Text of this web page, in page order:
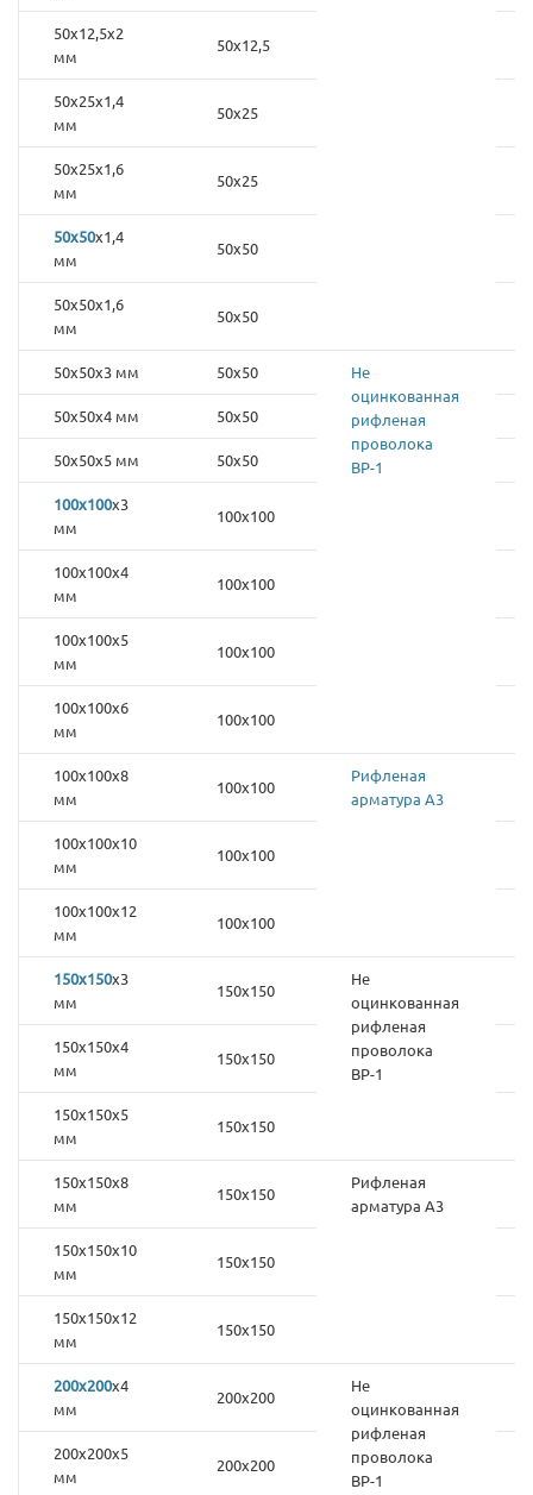
50х12,5х2
мм
50х12,5
50х25х1,4
мм
50х25
50х25х1,6
мм
50х25
50х50х1,4
мм
50х50
50х50х1,6
мм
50х50
50х50х3 мм 50х50
Не
оцинкованная
рифленая
проволока
ВР-1
50х50х4 мм 50х50
50х50х5 мм 50х50
100х100х3
мм
100х100
100х100х4
мм
100х100
100х100х5
мм
100х100
100х100х6
мм
100х100
100х100х8
мм
100х100
Рифленая
арматура А3
100х100х10
мм
100х100
100х100х12
мм
100х100
150х150х3
мм
150х150
Не
оцинкованная
рифленая
проволока
ВР-1
150х150х4
мм
150х150
150х150х5
мм
150х150
150х150х8
мм
150х150
Рифленая
арматура А3
150х150х10
мм
150х150
150х150х12
мм
150х150
200х200х4
мм
200х200
Не
оцинкованная
рифленая
проволока
ВР-1
200х200х5
мм
200х200